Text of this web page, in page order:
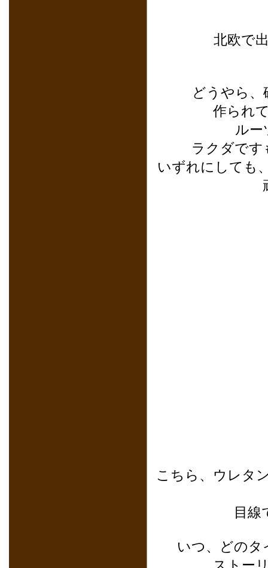
北欧で
どうやら
作られ
ルー
ラクダです
いずれにしても
こちら、ウレタ
目
いつ、どのタ